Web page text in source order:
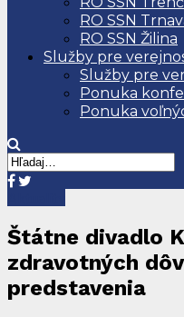
RO SSN
RO SSN Žilina
Služby pre
Služby pre
Ponuka
Ponuka
Štátne divadlo
zdravotných
predstavenia